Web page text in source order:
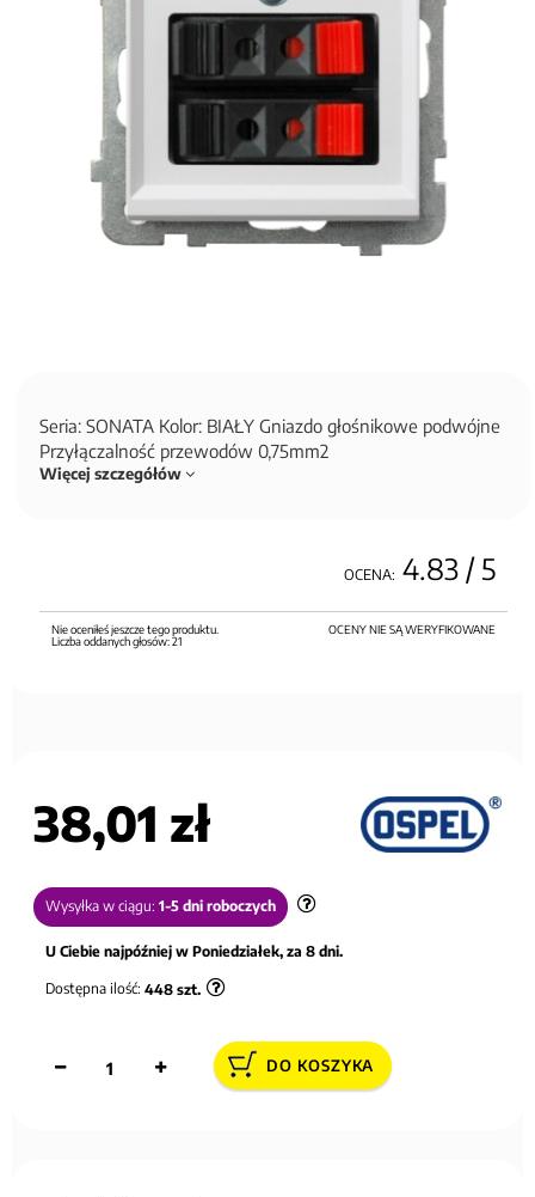
Seria: SONATA Kolor: BIAŁY Gniazdo głośnikowe podwójne
Przyłączalność przewodów 0,75mm2
Więcej szczegółów
OCENA: 4.83/ 5
OCENY NIE SĄ WERYFIKOWANE
Nie oceniłeś jeszcze tego produktu.
Liczba oddanych głosów:21
38,01 zł
Wysyłka w ciągu: 1-5 dni roboczych
U Ciebie najpóźniej w Poniedziałek, za 8 dni.
Dostępna ilość: 448 szt.
DO KOSZYKA